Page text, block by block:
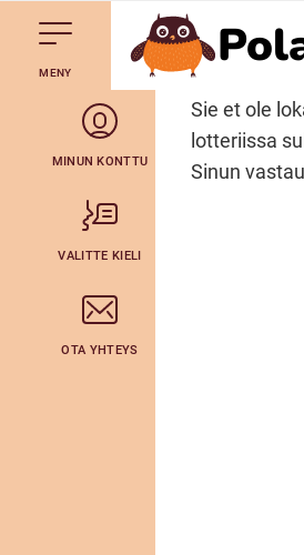
Till navigering av sidans
Till övergripande innehåll
Julevsámegiella (Lulesamiska)
Bidumsámegiella (Pitesamiska)
Lovari (Romska)
MENY Mene
MINUN KONTTU
VALITTE KIELI
OTA YHTEYS
Sie et ole
lotteriissa
Sinun